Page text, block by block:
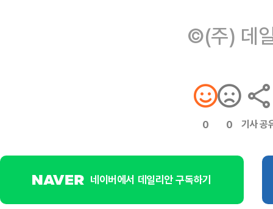
©(주) 데
0 0 기사 공
네이버에서 데일리안 구독하기